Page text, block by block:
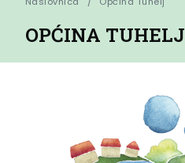
OPĆINA TUHELJ